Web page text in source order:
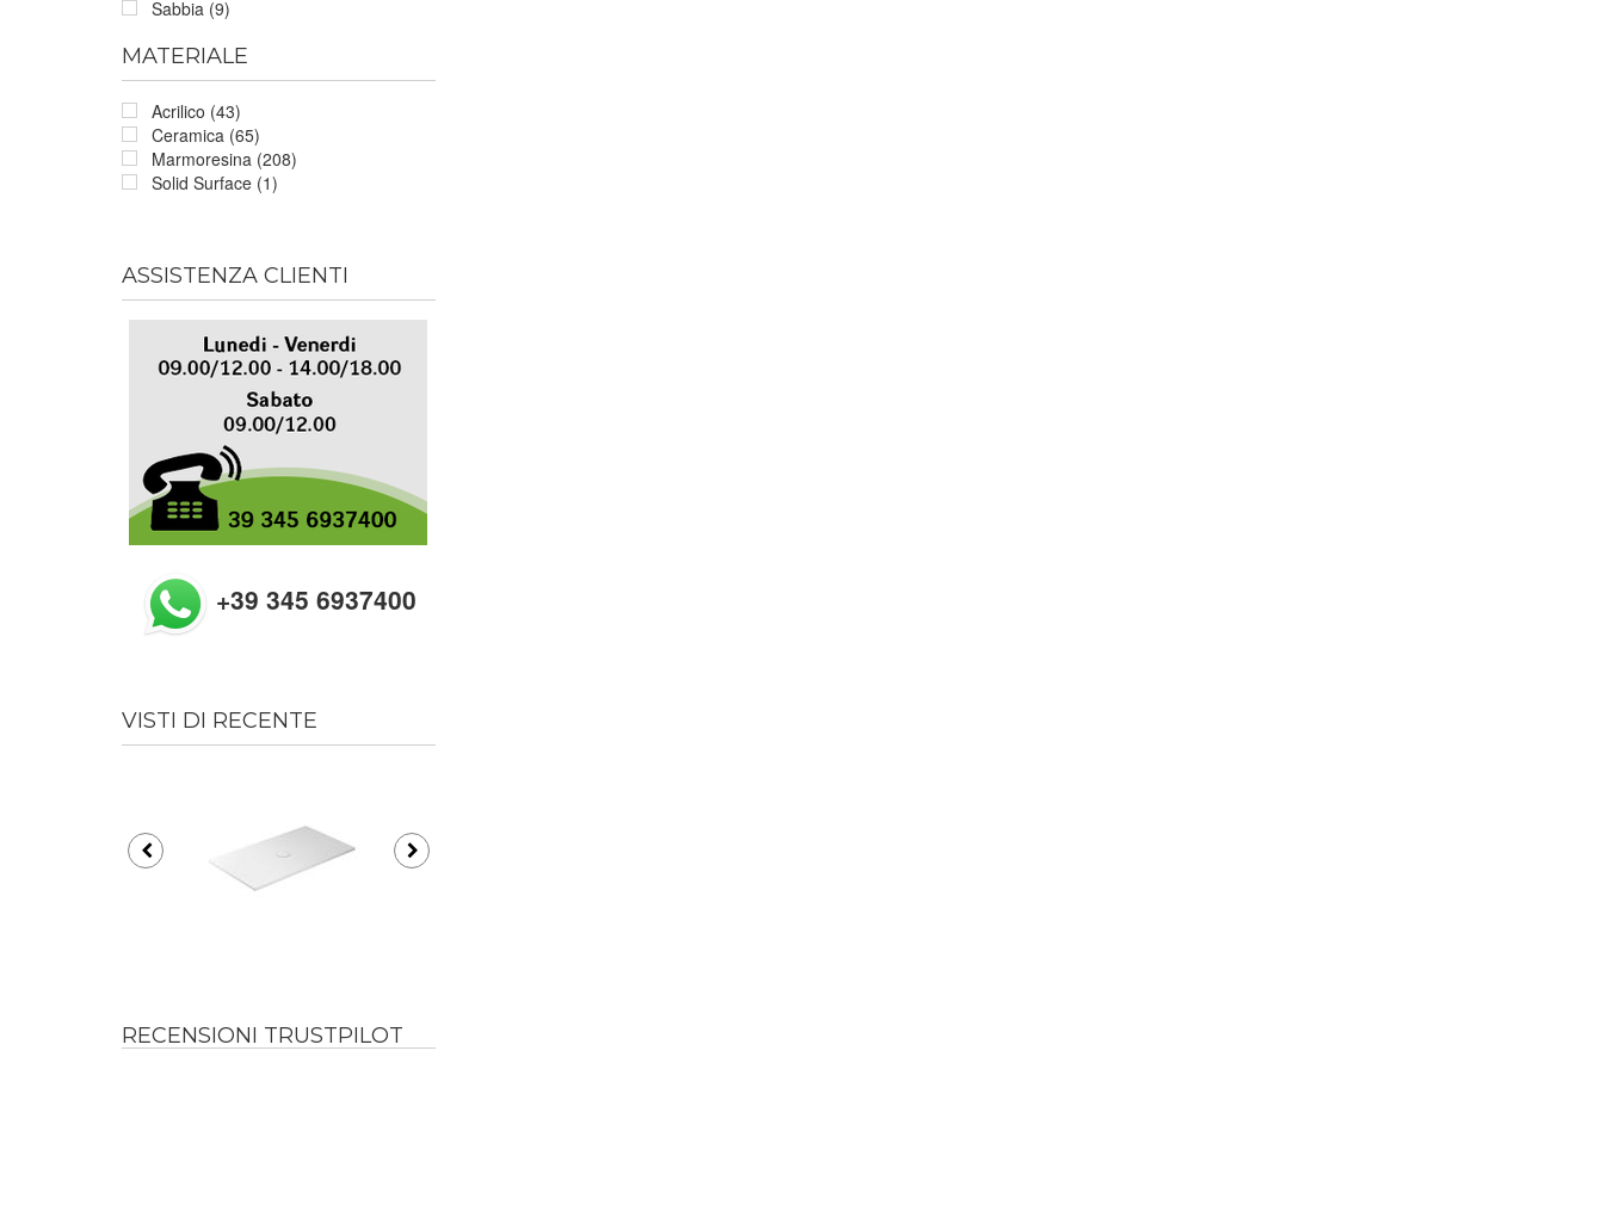
Sabbia (9)
MATERIALE
Acrilico (43)
Ceramica (65)
Marmoresina (208)
Solid Surface (1)
ASSISTENZA CLIENTI
+39 345 6937400
VISTI DI RECENTE
RECENSIONI TRUSTPILOT